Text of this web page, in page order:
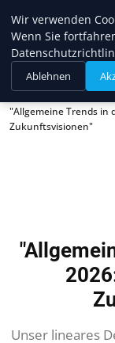
Top10fan
"Allgemeine Trends in
Zukunftsvisionen"
Unser lineares
Wir verwenden
Wenn Sie
Ablehnen